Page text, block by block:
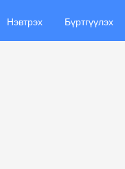
Нэвтрэх Бүртгүүлэх